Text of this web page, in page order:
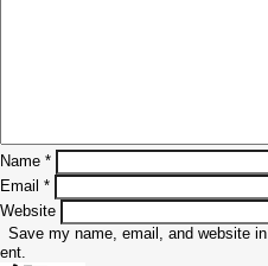
Name *
Email *
Website
Save my name, email, and website
ent.